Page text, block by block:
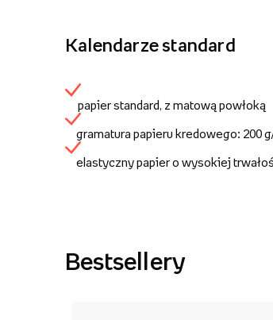
Kalendarze standard
papier standard, z matową powłoką
gramatura papieru kredowego: 200
elastyczny papier o wysokiej
Bestsellery